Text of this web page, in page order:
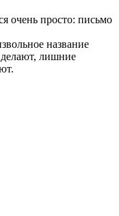
очень просто: письмо
название
лишние